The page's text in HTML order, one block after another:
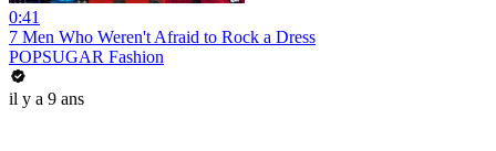
0:41
7 Men Who Weren't Afraid to Rock a Dress
POPSUGAR Fashion
il y a 9 ans